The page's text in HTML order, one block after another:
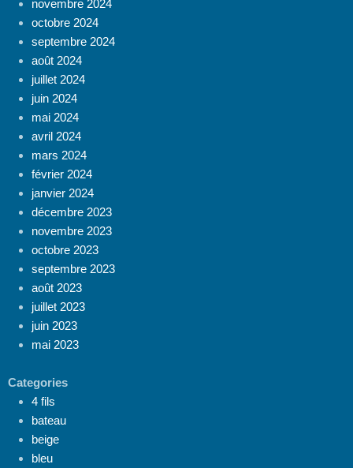
novembre 2024
octobre 2024
septembre 2024
août 2024
juillet 2024
juin 2024
mai 2024
avril 2024
mars 2024
février 2024
janvier 2024
décembre 2023
novembre 2023
octobre 2023
septembre 2023
août 2023
juillet 2023
juin 2023
mai 2023
Categories
4 fils
bateau
beige
bleu